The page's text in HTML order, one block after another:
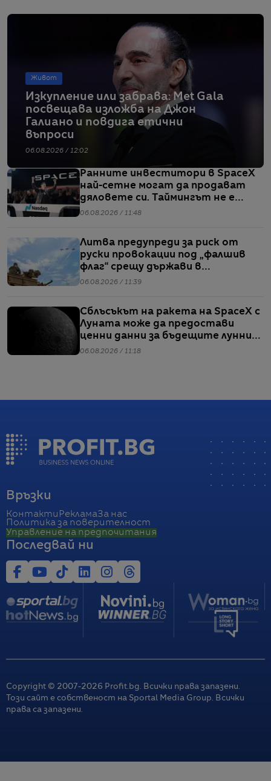
Живот
Изкупление или забрава: Met Gala
посвещава изложба на Джон
Галиано и повдига етични
въпроси
06.08.2026 / 12:02
Ранните инвеститори в SpaceX
най-сетне могат да продават
дяловете си. Таймингът не е
идеален
06.08.2026 / 11:48
Литва предупреди за риск от
руски провокации под „фалшив
флаг“ срещу държави в
Балтийския регион
06.08.2026 / 11:39
Сблъсъкът на ракета на SpaceX с
Луната може да предостави
ценни данни за бъдещите лунни
мисии
06.08.2026 / 11:18
Връзки
Контакти РекламаЗа нас
Политика за поверителност
Управление на предпочитания
Последвай ни
Copyright © 2007-2026 Profit.bg. Всички права запазени.
Този сайт е собственост на Sportal Media Group. Всички
права са запазени.